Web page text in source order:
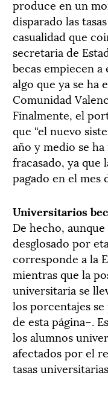
produce en un
disparado las
casualidad que
secretaria de
becas empiecen
algo que ya se ha
Comunidad
Finalmente, el
que “el nuevo
año y medio se
fracasado, ya que
pagado en el mes
Universitarios
De hecho,
desglosado por
corresponde a la
mientras que la
universitaria se
los porcentajes
de esta página–.
los alumnos
afectados por el
tasas